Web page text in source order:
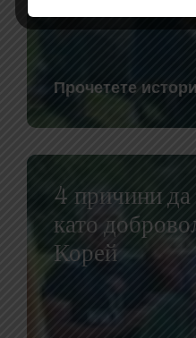
Прочетете
4 причини да
като
Корей